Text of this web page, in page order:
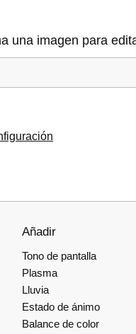
una imagen para
Añadir
Tono de pantalla
Plasma
Lluvia
Estado de ánimo
Balance de color